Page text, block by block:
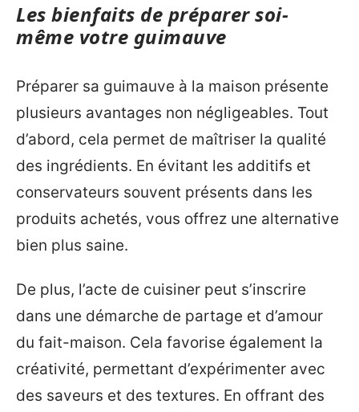
Les bienfaits de préparer soi-
même votre guimauve
Préparer sa guimauve à la maison présente
plusieurs avantages non négligeables. Tout
d’abord, cela permet de maîtriser la qualité
des ingrédients. En évitant les additifs et
conservateurs souvent présents dans les
produits achetés, vous offrez une alternative
bien plus saine.
De plus, l’acte de cuisiner peut s’inscrire
dans une démarche de partage et d’amour
du fait-maison. Cela favorise également la
créativité, permettant d’expérimenter avec
des saveurs et des textures. En offrant des